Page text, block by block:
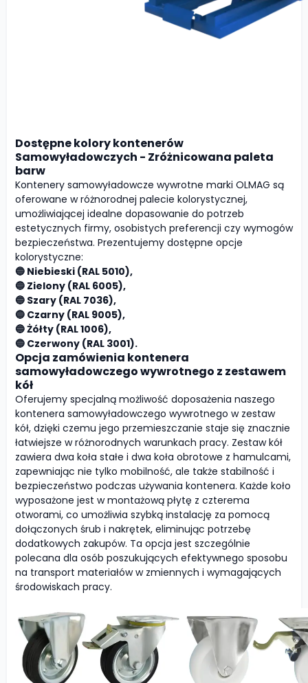
Dostępne kolory kontenerów
Samowyładowczych - Zróżnicowana paleta
barw
Kontenery samowyładowcze wywrotne marki OLMAG są
oferowane w różnorodnej palecie kolorystycznej,
umożliwiającej idealne dopasowanie do potrzeb
estetycznych firmy, osobistych preferencji czy wymogów
bezpieczeństwa. Prezentujemy dostępne opcje
kolorystyczne:
🔵 Niebieski (RAL 5010),
🔵 Zielony (RAL 6005),
🔵 Szary (RAL 7036),
🔵 Czarny (RAL 9005),
🔵 Żółty (RAL 1006),
🔵 Czerwony (RAL 3001).
Opcja zamówienia kontenera
samowyładowczego wywrotnego z zestawem
kół
Oferujemy specjalną możliwość doposażenia naszego
kontenera samowyładowczego wywrotnego w zestaw
kół, dzięki czemu jego przemieszczanie staje się znacznie
łatwiejsze w różnorodnych warunkach pracy. Zestaw kół
zawiera dwa koła stałe i dwa koła obrotowe z hamulcami,
zapewniając nie tylko mobilność, ale także stabilność i
bezpieczeństwo podczas używania kontenera. Każde koło
wyposażone jest w montażową płytę z czterema
otworami, co umożliwia szybką instalację za pomocą
dołączonych śrub i nakrętek, eliminując potrzebę
dodatkowych zakupów. Ta opcja jest szczególnie
polecana dla osób poszukujących efektywnego sposobu
na transport materiałów w zmiennych i wymagających
środowiskach pracy.